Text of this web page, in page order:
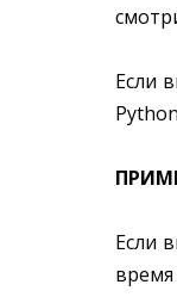
Если
Если
время